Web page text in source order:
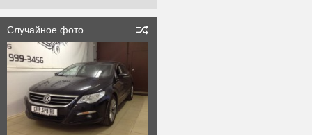
Случайное фото